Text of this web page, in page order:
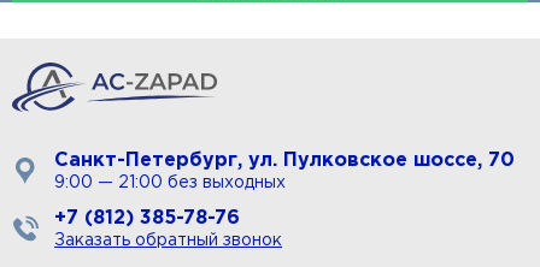
Санкт-Петербург, ул. Пулковское шоссе, 70
9:00 — 21:00 без выходных
+7 (812) 385-78-76
Заказать обратный звонок